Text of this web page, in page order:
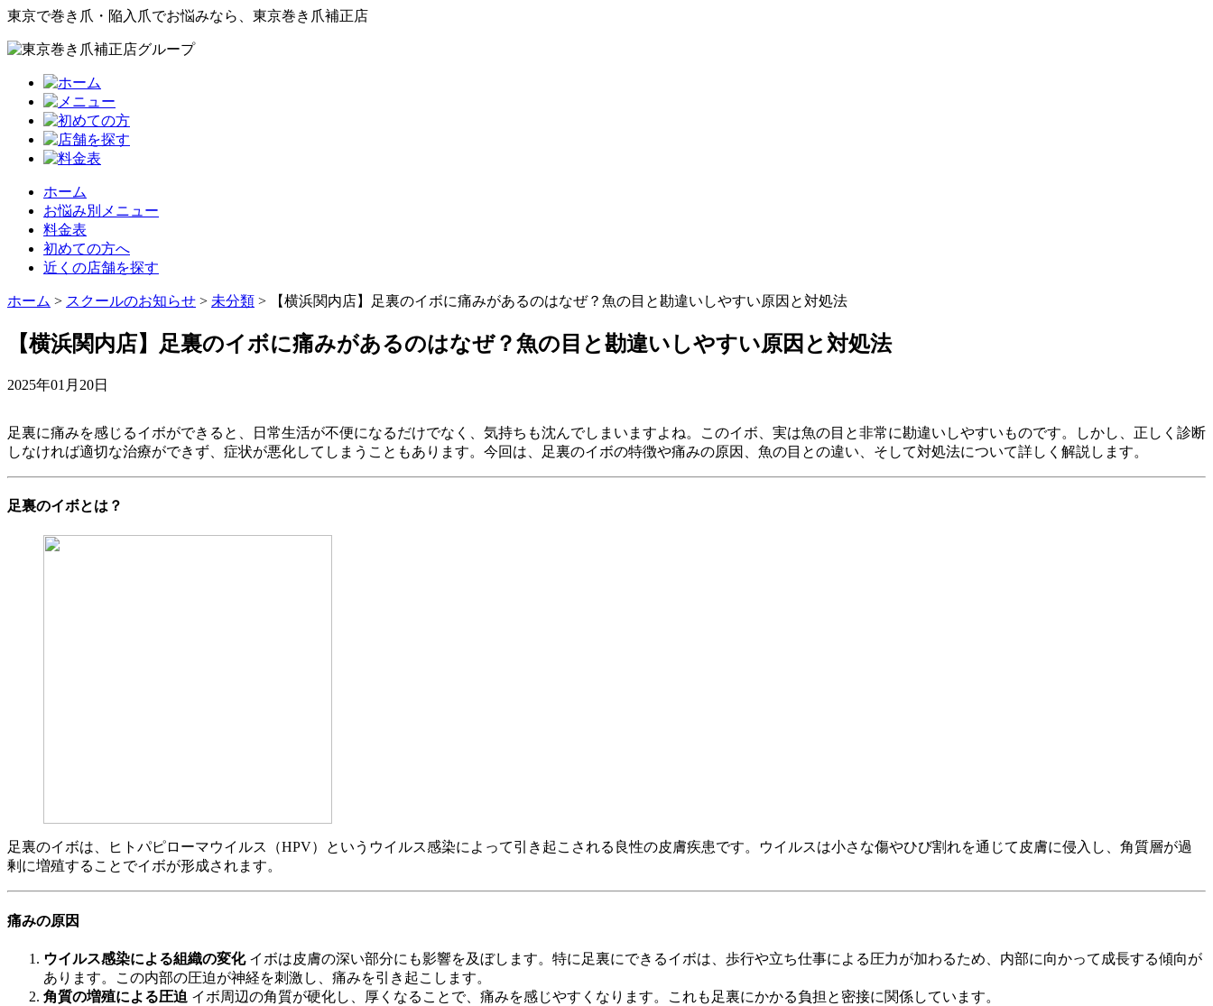
東京で巻き爪・陥入爪でお悩みなら、東京巻き爪補正店
ホーム
お悩み別メニュー
料金表
初めての方へ
近くの店舗を探す
ホーム > スクールのお知らせ > 未分類 > 【横浜関内店】足裏のイボに痛みがあるのはなぜ？魚の目と勘違いしやすい原因と対処法
【横浜関内店】足裏のイボに痛みがあるのはなぜ？魚の目と勘違いしやすい原因と対処法
2025年01月20日
足裏に痛みを感じるイボができると、日常生活が不便になるだけでなく、気持ちも沈んでしまいますよね。このイボ、実は魚の目と非常に勘違いしやすいものです。しかし、正しく診断
しなければ適切な治療ができず、症状が悪化してしまうこともあります。今回は、足裏のイボの特徴や痛みの原因、魚の目との違い、そして対処法について詳しく解説します。
足裏のイボとは？
足裏のイボは、ヒトパピローマウイルス（HPV）というウイルス感染によって引き起こされる良性の皮膚疾患です。ウイルスは小さな傷やひび割れを通じて皮膚に侵入し、角質層が過
剰に増殖することでイボが形成されます。
痛みの原因
ウイルス感染による組織の変化イボは皮膚の深い部分にも影響を及ぼします。特に足裏にできるイボは、歩行や立ち仕事による圧力が加わるため、内部に向かって成長する傾向が
あります。この内部の圧迫が神経を刺激し、痛みを引き起こします。
角質の増殖による圧迫 イボ周辺の角質が硬化し、厚くなることで、痛みを感じやすくなります。これも足裏にかかる負担と密接に関係しています。